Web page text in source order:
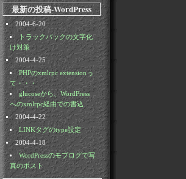
最新の投稿-WordPress
2004-6-20
トラックバックの文字化
け対策
2004-4-25
PHPのxmlrpc extensionっ
て・・・
glucoseから、WordPress
へのxmlrpc経由での書込
2004-4-22
LINKタグのtype設定
2004-4-18
WordPressのモブログで写
真のポスト